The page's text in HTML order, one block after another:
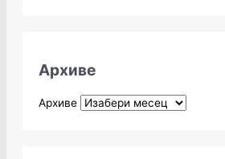
Архиве
Архиве